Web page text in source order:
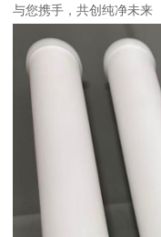
与您携手，共创纯净未来